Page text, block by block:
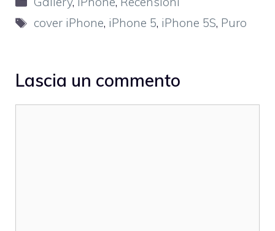
Tag
cover iPhone, iPhone 5, iPhone 5S, Puro
Lascia un commento